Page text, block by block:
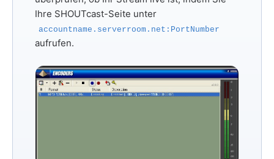
Ihre SHOUTcast-Seite unter
accountname.serverroom.net:PortNumber
aufrufen.